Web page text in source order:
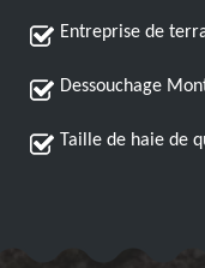
Entreprise de
Dessouchage
Taille de haie de